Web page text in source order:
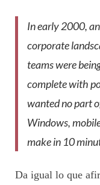
In early 2000,
corporate
teams were
complete with
wanted no part
Windows,
make in 10
Da igual lo que